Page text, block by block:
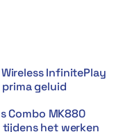
InfinitePlay
geluid
Combo MK880
het werken